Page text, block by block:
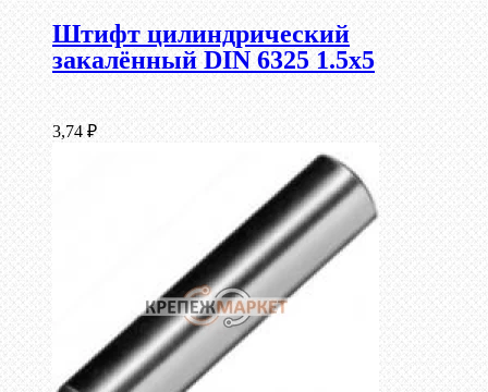
Штифт цилиндрический
закалённый DIN 6325 1.5х5
3,74 ₽